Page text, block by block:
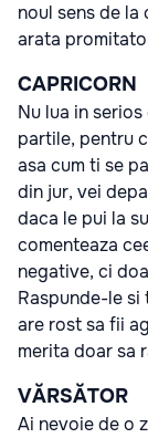
noul sens de
arata
CAPRICORN
Nu lua in
partile, pentru
asa cum ti se
din jur, vei
daca le pui la
comenteaza
negative, ci
Raspunde-le si
are rost sa fii
merita doar sa
VĂRSĂTOR
Ai nevoie de o